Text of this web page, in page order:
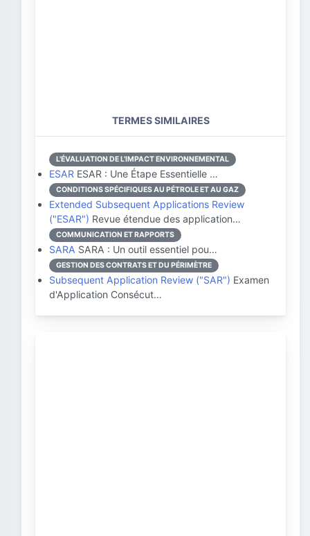
TERMES SIMILAIRES
L'ÉVALUATION DE L'IMPACT ENVIRONNEMENTAL
ESAR ESAR : Une Étape Essentielle …
CONDITIONS SPÉCIFIQUES AU PÉTROLE ET AU GAZ
Extended Subsequent Applications Review
("ESAR") Revue étendue des application…
COMMUNICATION ET RAPPORTS
SARA SARA : Un outil essentiel pou…
GESTION DES CONTRATS ET DU PÉRIMÈTRE
Subsequent Application Review ("SAR") Examen
d'Application Consécut…